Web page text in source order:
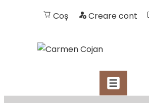
Coș Creare cont
NAVIGARE
PRIMARĂ
MENIU